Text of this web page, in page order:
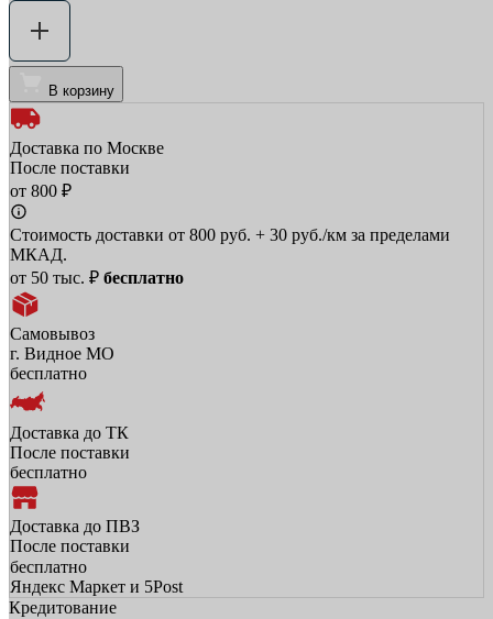
В корзину
Доставка по Москве
После поставки
от 800 ₽
Стоимость доставки от 800 руб. + 30 руб./км за пределами
МКАД.
от 50 тыс. ₽ бесплатно
Самовывоз
г. Видное МО
бесплатно
Доставка до ТК
После поставки
бесплатно
Доставка до ПВЗ
После поставки
бесплатно
Яндекс Маркет и 5Post
Кредитование